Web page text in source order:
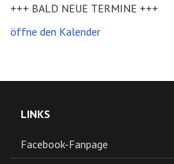
+++ BALD NEUE TERMINE +++
öffne den Kalender
LINKS
Facebook-Fanpage